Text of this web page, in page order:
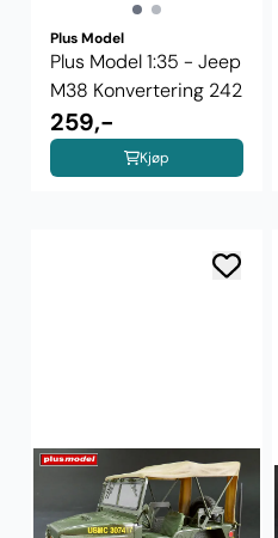
Plus Model
Plus Model 1:35 - Jeep
M38 Konvertering 242
259,-
Kjøp